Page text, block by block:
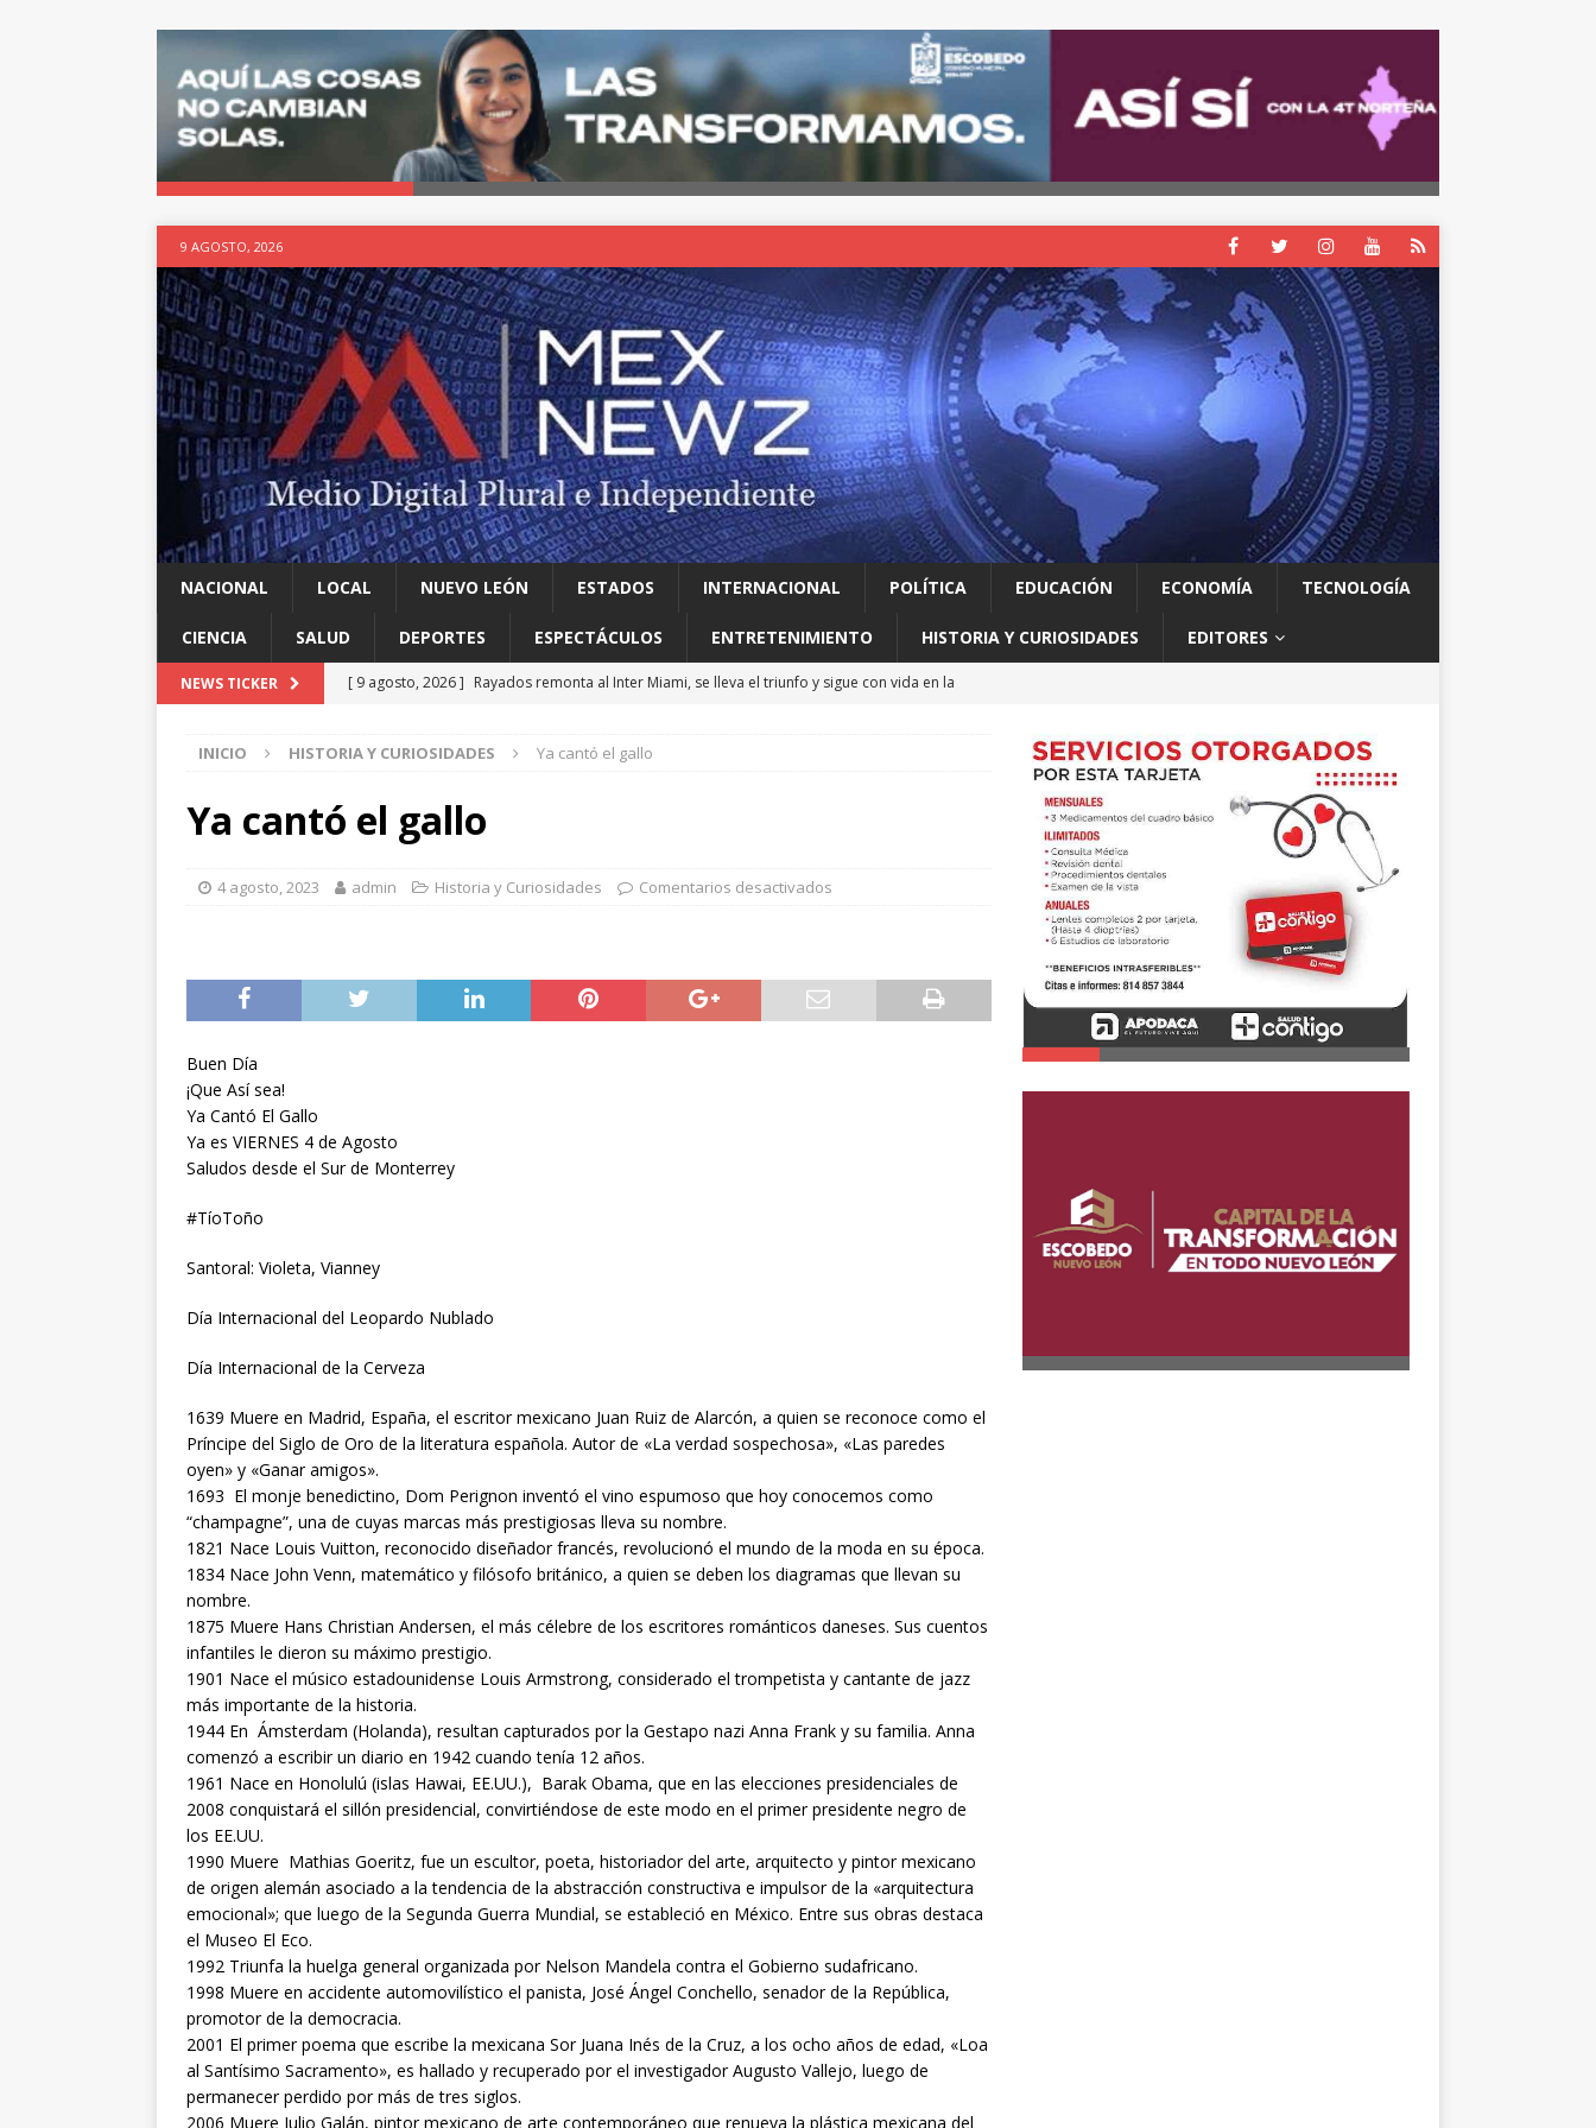
9 AGOSTO, 2026
NACIONAL LOCAL NUEVO LEÓN ESTADOS INTERNACIONAL POLÍTICA EDUCACIÓN ECONOMÍA TECNOLOGÍA
CIENCIA SALUD DEPORTES ESPECTÁCULOS ENTRETENIMIENTO HISTORIA Y CURIOSIDADES EDITORES
NEWS TICKER [ 9 agosto, 2026 ] Rayados remonta al Inter Miami, se lleva el triunfo y sigue con vida en la
[ 9 agosto, 2026 ] Ya cantó el gallo
HISTORIA Y CURIOSIDADES
[ 9 agosto, 2026 ]
LOCAL
[ 9 agosto, 2026 ] Transforma vidas 4T al sur de Nuevo León: Waldo
LOCAL
INICIO HISTORIA Y CURIOSIDADES Ya cantó el gallo
Ya cantó el gallo
4 agosto, 2023 admin Historia y Curiosidades Comentarios desactivados
Buen Día
¡Que Así sea!
Ya Cantó El Gallo
Ya es VIERNES 4 de Agosto
Saludos desde el Sur de Monterrey
#TíoToño
Santoral: Violeta, Vianney
Día Internacional del Leopardo Nublado
Día Internacional de la Cerveza
1639 Muere en Madrid, España, el escritor mexicano Juan Ruiz de Alarcón, a quien se reconoce como el
Príncipe del Siglo de Oro de la literatura española. Autor de «La verdad sospechosa», «Las paredes
oyen» y «Ganar amigos».
1693 El monje benedictino, Dom Perignon inventó el vino espumoso que hoy conocemos como
“champagne”, una de cuyas marcas más prestigiosas lleva su nombre.
1821 Nace Louis Vuitton, reconocido diseñador francés, revolucionó el mundo de la moda en su época.
1834 Nace John Venn, matemático y filósofo británico, a quien se deben los diagramas que llevan su
nombre.
1875 Muere Hans Christian Andersen, el más célebre de los escritores románticos daneses. Sus cuentos
infantiles le dieron su máximo prestigio.
1901 Nace el músico estadounidense Louis Armstrong, considerado el trompetista y cantante de jazz
más importante de la historia.
1944 En Ámsterdam (Holanda), resultan capturados por la Gestapo nazi Anna Frank y su familia. Anna
comenzó a escribir un diario en 1942 cuando tenía 12 años.
1961 Nace en Honolulú (islas Hawai, EE.UU.), Barak Obama, que en las elecciones presidenciales de
2008 conquistará el sillón presidencial, convirtiéndose de este modo en el primer presidente negro de
los EE.UU.
1990 Muere Mathias Goeritz, fue un escultor, poeta, historiador del arte, arquitecto y pintor mexicano
de origen alemán asociado a la tendencia de la abstracción constructiva e impulsor de la «arquitectura
emocional»; que luego de la Segunda Guerra Mundial, se estableció en México. Entre sus obras destaca
el Museo El Eco.
1992 Triunfa la huelga general organizada por Nelson Mandela contra el Gobierno sudafricano.
1998 Muere en accidente automovilístico el panista, José Ángel Conchello, senador de la República,
promotor de la democracia.
2001 El primer poema que escribe la mexicana Sor Juana Inés de la Cruz, a los ocho años de edad, «Loa
al Santísimo Sacramento», es hallado y recuperado por el investigador Augusto Vallejo, luego de
permanecer perdido por más de tres siglos.
2006 Muere Julio Galán, pintor mexicano de arte contemporáneo que renueva la plástica mexicana del